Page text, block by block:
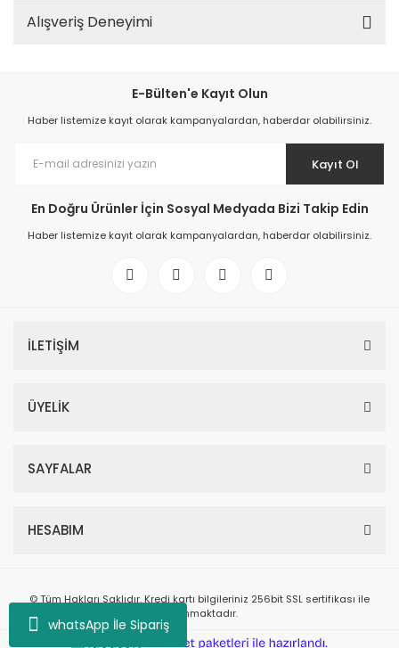
whatsApp İle Sipariş
Alışveriş Deneyimi
E-Bülten'e Kayıt Olun
Haber listemize kayıt olarak kampanyalardan, haberdar olabilirsiniz.
Kayıt Ol
En Doğru Ürünler İçin Sosyal Medyada Bizi Takip Edin
Haber listemize kayıt olarak kampanyalardan, haberdar olabilirsiniz.
İLETİŞİM
ÜYELİK
SAYFALAR
HESABIM
© Tüm Hakları Saklıdır. Kredi kartı bilgileriniz 256bit SSL sertifikası ile
korunmaktadır.
e-